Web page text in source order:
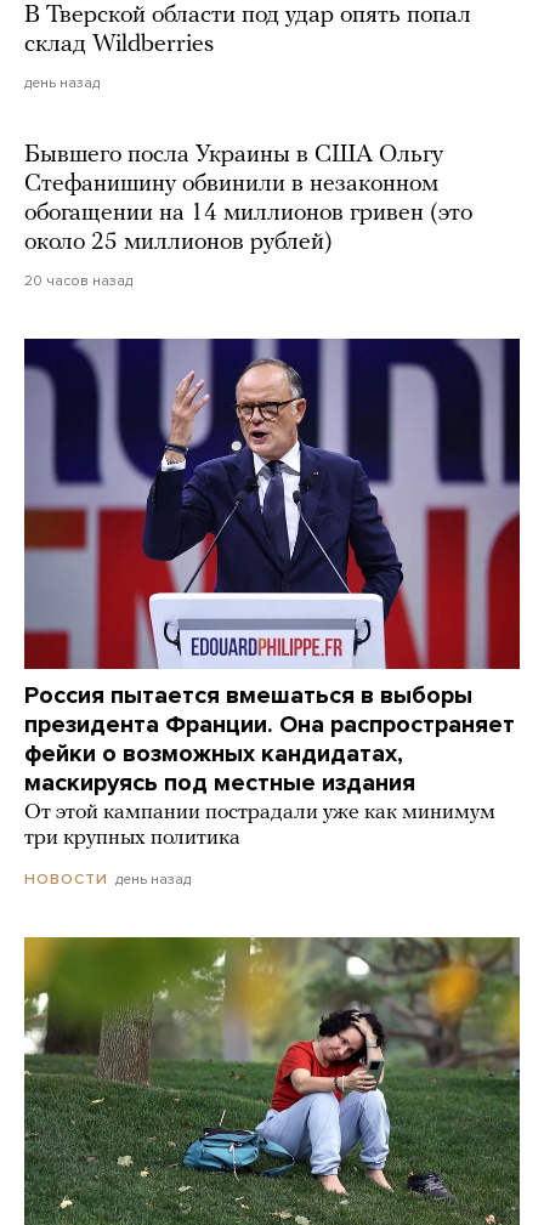
В Тверской области под удар опять попал
склад Wildberries
день назад
Бывшего посла Украины в США Ольгу
Стефанишину обвинили в незаконном
обогащении на 14 миллионов гривен (это
около 25 миллионов рублей)
20 часов назад
Россия пытается вмешаться в выборы
президента Франции. Она распространяет
фейки о возможных кандидатах,
маскируясь под местные издания
От этой кампании пострадали уже как минимум
три крупных политика
НОВОСТИ день назад